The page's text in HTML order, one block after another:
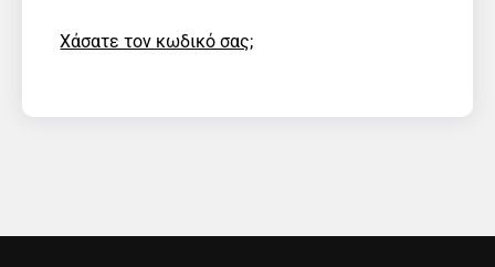
Χάσατε τον κωδικό σας;